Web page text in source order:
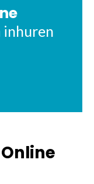
inhuren
Online